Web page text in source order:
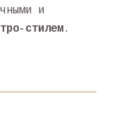
и
стилем.